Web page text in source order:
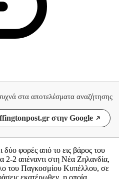
στα αποτελέσματα αναζήτησης
στην Google
δύο φορές από το εις βάρος του
2-2 απέναντι στη Νέα Ζηλανδία,
του Παγκοσμίου Κυπέλλου, σε
εκατέρωθεν, η οποία